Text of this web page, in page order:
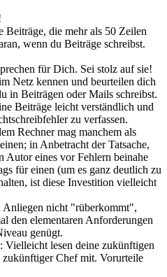
Beiträge, die mehr als 50 Zeilen
wenn du Beiträge schreibst.
für Dich. Sei stolz auf sie!
Netz kennen und beurteilen dich
in Beiträgen oder Mails schreibst.
Beiträge leicht verständlich und
zu verfassen.
Rechner mag manchem als
in Anbetracht der Tatsache,
Autor eines vor Fehlern beinahe
für einen (um es ganz deutlich zu
ist diese Investition vielleicht
Anliegen nicht "rüberkommt",
den elementaren Anforderungen
genügt.
Vielleicht lesen deine zukünftigen
Chef mit. Vorurteile